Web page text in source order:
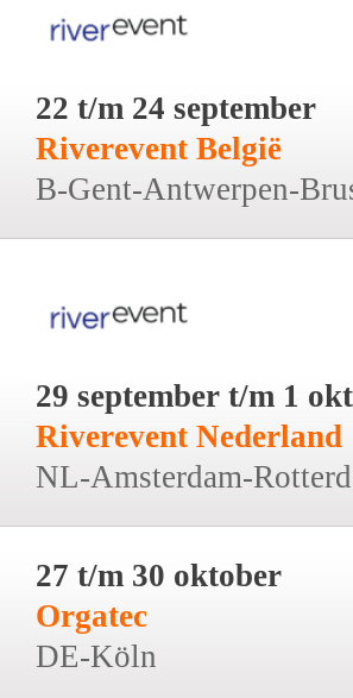
22 t/m 24 september
Riverevent België
B-Gent-Antwerpen-
29 september t/m 1
Riverevent Nederland
NL-Amsterdam-
27 t/m 30 oktober
Orgatec
DE-Köln